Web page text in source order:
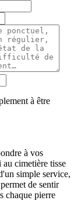
à être
à vos
au cimetière tisse
simple service,
de sentir
chaque pierre